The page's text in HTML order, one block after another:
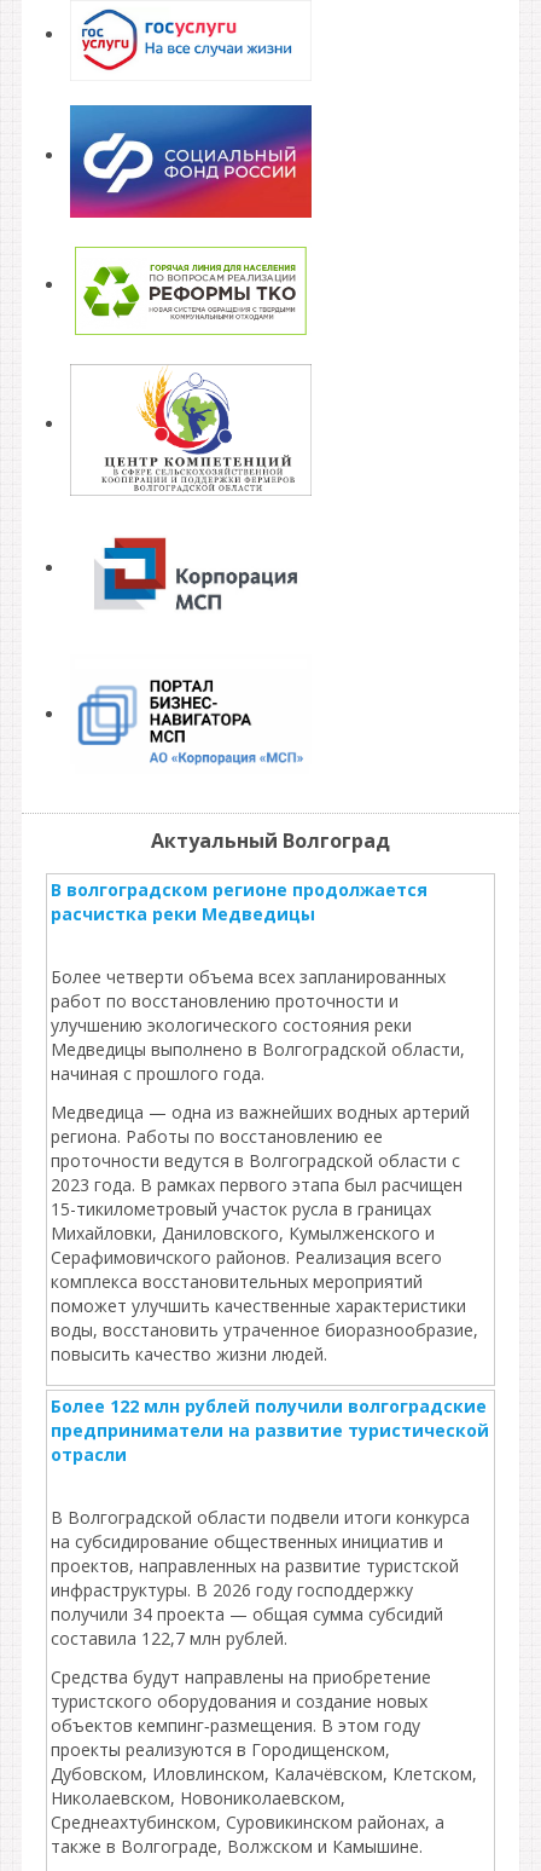
Актуальный Волгоград
В волгоградском регионе продолжается
расчистка реки Медведицы
Более четверти объема всех запланированных
работ по восстановлению проточности и
улучшению экологического состояния реки
Медведицы выполнено в Волгоградской области,
начиная с прошлого года.
Медведица — одна из важнейших водных артерий
региона. Работы по восстановлению ее
проточности ведутся в Волгоградской области с
2023 года. В рамках первого этапа был расчищен
15-тикилометровый участок русла в границах
Михайловки, Даниловского, Кумылженского и
Серафимовичского районов. Реализация всего
комплекса восстановительных мероприятий
поможет улучшить качественные характеристики
воды, восстановить утраченное биоразнообразие,
повысить качество жизни людей.
Более 122 млн рублей получили волгоградские
предприниматели на развитие туристической
отрасли
В Волгоградской области подвели итоги конкурса
на субсидирование общественных инициатив и
проектов, направленных на развитие туристской
инфраструктуры. В 2026 году господдержку
получили 34 проекта — общая сумма субсидий
составила 122,7 млн рублей.
Средства будут направлены на приобретение
туристского оборудования и создание новых
объектов кемпинг‑размещения. В этом году
проекты реализуются в Городищенском,
Дубовском, Иловлинском, Калачёвском, Клетском,
Николаевском, Новониколаевском,
Среднеахтубинском, Суровикинском районах, а
также в Волгограде, Волжском и Камышине.